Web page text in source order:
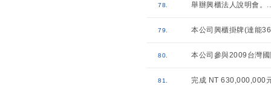
78. 舉辦興櫃法人說明會。
79. 本公司興櫃掛牌(達能
80. 本公司參與2009台灣
81. 完成 NT 630,000,000